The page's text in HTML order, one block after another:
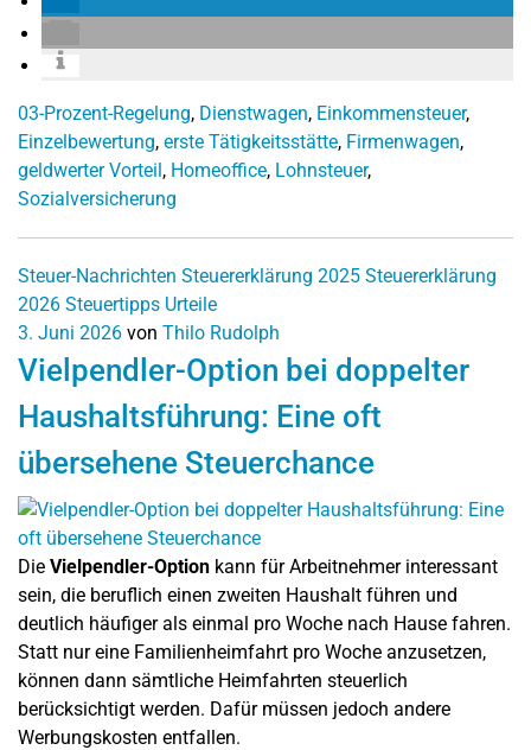
03-Prozent-Regelung, Dienstwagen, Einkommensteuer,
Einzelbewertung, erste Tätigkeitsstätte, Firmenwagen,
geldwerter Vorteil, Homeoffice, Lohnsteuer,
Sozialversicherung
Steuer-Nachrichten Steuererklärung 2025 Steuererklärung
2026 Steuertipps Urteile
3. Juni 2026 von Thilo Rudolph
Vielpendler-Option bei doppelter
Haushaltsführung: Eine oft
übersehene Steuerchance
Die Vielpendler-Option kann für Arbeitnehmer interessant
sein, die beruflich einen zweiten Haushalt führen und
deutlich häufiger als einmal pro Woche nach Hause fahren.
Statt nur eine Familienheimfahrt pro Woche anzusetzen,
können dann sämtliche Heimfahrten steuerlich
berücksichtigt werden. Dafür müssen jedoch andere
Werbungskosten entfallen.